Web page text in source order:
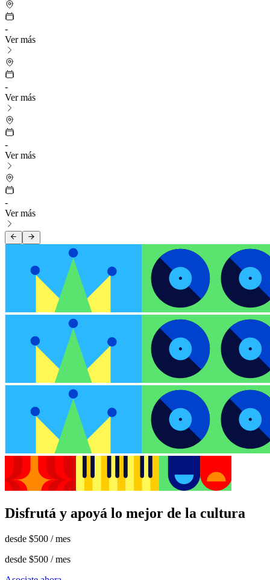
LEE EL ÚLTIMO NÚMERO DE LA REVISTA
info@socioespectacular.com.uy
18 de Julio 1618, Montevideo, UY
Lun a Vie de 10 a 19 hs.
Sab de 10 a 14 hs.
2402 9017
© 2026 Socio Espectacular Todos los derechos reservados